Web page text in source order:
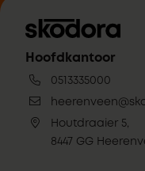
Hoofdkantoor
0513335000
Houtdraaier 5,
8447 GG